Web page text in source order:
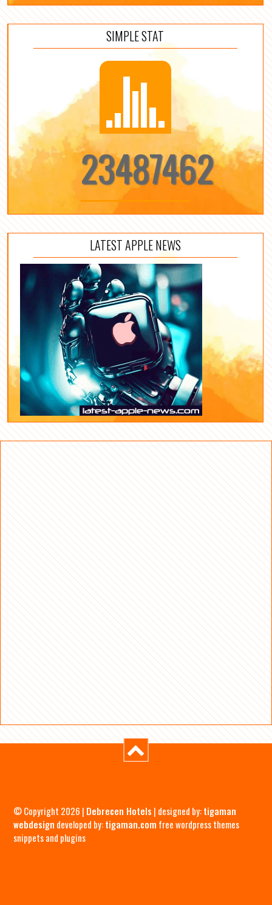
SIMPLE STAT
23487462
LATEST APPLE NEWS
© Copyright 2026 | Debrecen Hotels | designed by:tigaman
webdesign developed by:tigaman.com free wordpress themes
snippets and plugins